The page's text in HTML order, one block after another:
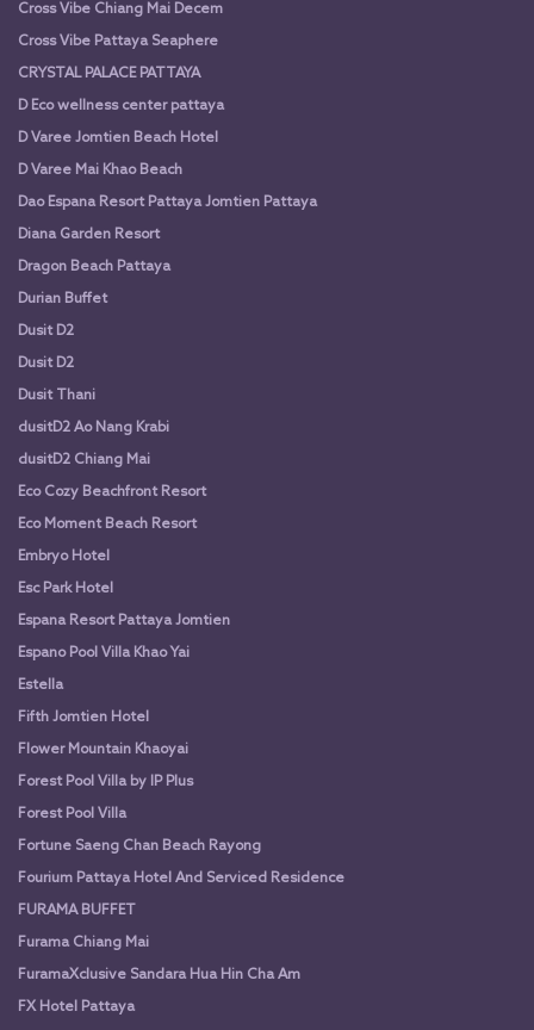
Cross Vibe Chiang Mai Decem
Cross Vibe Pattaya Seaphere
CRYSTAL PALACE PATTAYA
D Eco wellness center pattaya
D Varee Jomtien Beach Hotel
D Varee Mai Khao Beach
Dao Espana Resort Pattaya Jomtien Pattaya
Diana Garden Resort
Dragon Beach Pattaya
Durian Buffet
Dusit D2
Dusit D2
Dusit Thani
dusitD2 Ao Nang Krabi
dusitD2 Chiang Mai
Eco Cozy Beachfront Resort
Eco Moment Beach Resort
Embryo Hotel
Esc Park Hotel
Espana Resort Pattaya Jomtien
Espano Pool Villa Khao Yai
Estella
Fifth Jomtien Hotel
Flower Mountain Khaoyai
Forest Pool Villa by IP Plus
Forest Pool Villa
Fortune Saeng Chan Beach Rayong
Fourium Pattaya Hotel And Serviced Residence
FURAMA BUFFET
Furama Chiang Mai
FuramaXclusive Sandara Hua Hin Cha Am
FX Hotel Pattaya